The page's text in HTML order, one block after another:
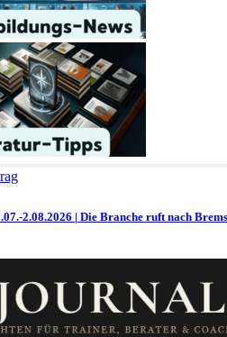
2.08.2026 | Die Branche ruft nach